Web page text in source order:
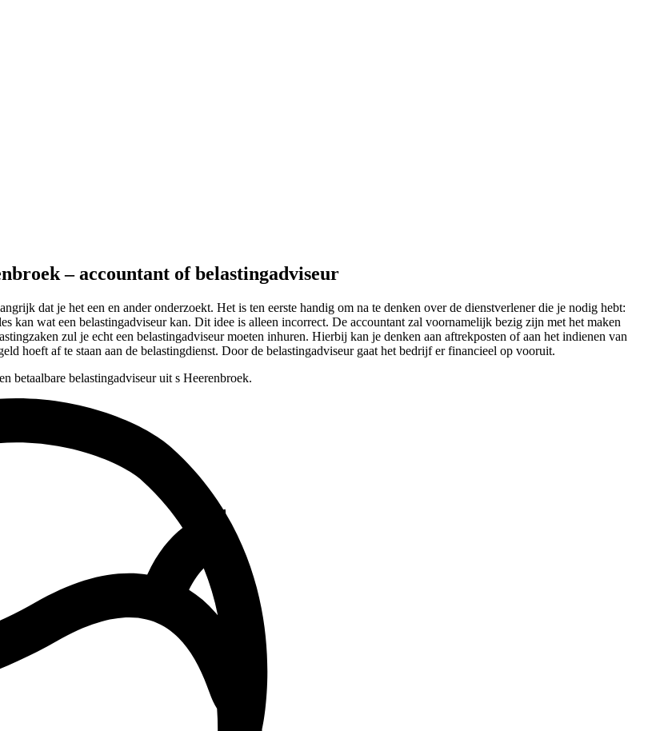
– accountant of belastingadviseur
dat je het een en ander onderzoekt. Het is ten eerste handig om na te denken over de dienstverlener die je nodig hebt:
kan wat een belastingadviseur kan. Dit idee is alleen incorrect. De accountant zal voornamelijk bezig zijn met het maken
zul je echt een belastingadviseur moeten inhuren. Hierbij kan je denken aan aftrekposten of aan het indienen van
hoeft af te staan aan de belastingdienst. Door de belastingadviseur gaat het bedrijf er financieel op vooruit.
betaalbare belastingadviseur uit s Heerenbroek.